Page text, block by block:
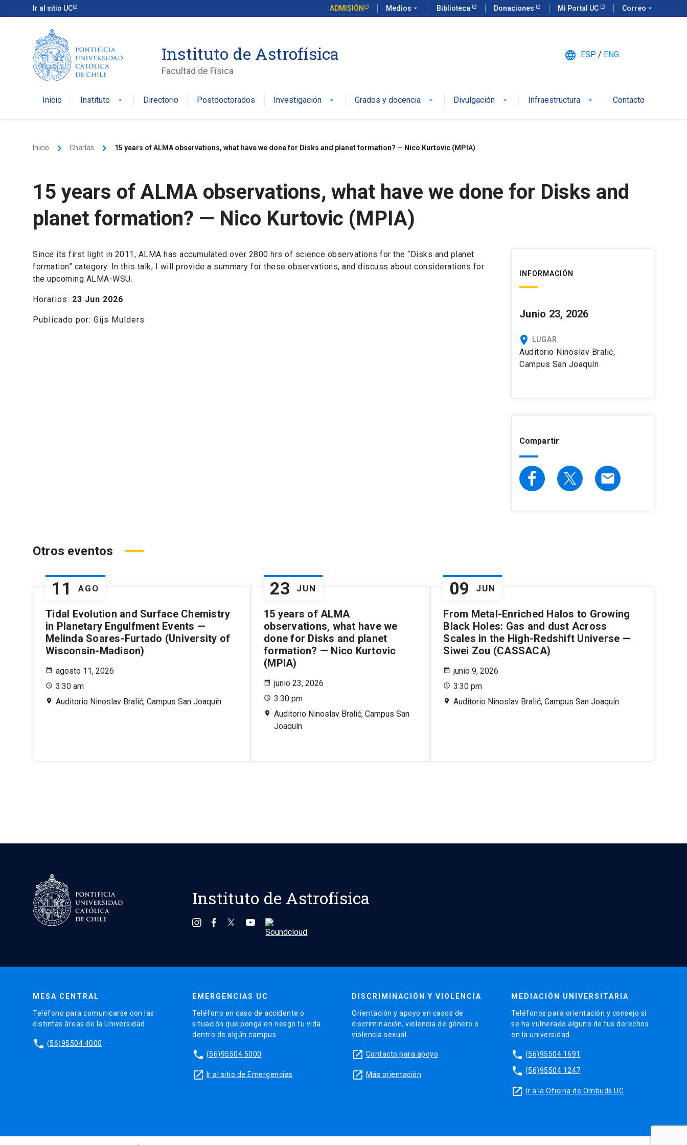
to
Ir al sitio UC ADMISIÓN Medios arrow_drop_down Biblioteca Donaciones Mi Portal UC Correo arrow_drop_down
Instituto de Astrofísica
Facultad de Física
language ESP / ENG
Inicio Instituto arrow_drop_down Directorio Postdoctorados Investigación arrow_drop_down Grados y docencia arrow_drop_down Divulgación arrow_drop_down Infraestructura arrow_drop_down Contacto
Inicio keyboard_arrow_right Charlas keyboard_arrow_right 15 years of ALMA observations, what have we done for Disks and planet formation? — Nico Kurtovic (MPIA)
15 years of ALMA observations, what have we done for Disks and
planet formation? — Nico Kurtovic (MPIA)
Since its first light in 2011, ALMA has accumulated over 2800 hrs of science observations for the “Disks and planet
formation” category. In this talk, I will provide a summary for these observations, and discuss about considerations for
the upcoming ALMA-WSU.
Horarios: 23 Jun 2026
Publicado por: Gijs Mulders
INFORMACIÓN
Junio 23, 2026
place LUGAR
Auditorio Ninoslav Bralić,
Campus San Joaquín
Compartir
email
Otros eventos
11 AGO
Tidal Evolution and Surface Chemistry
in Planetary Engulfment Events —
Melinda Soares-Furtado (University of
Wisconsin-Madison)
agosto 11, 2026
3:30 am
Auditorio Ninoslav Bralić, Campus San Joaquín
23 JUN
15 years of ALMA
observations, what have we
done for Disks and planet
formation? — Nico Kurtovic
(MPIA)
junio 23, 2026
3:30 pm
Auditorio Ninoslav Bralić, Campus San
Joaquín
09 JUN
From Metal-Enriched Halos to Growing
Black Holes: Gas and dust Across
Scales in the High-Redshift Universe —
Siwei Zou (CASSACA)
junio 9, 2026
3:30 pm
Auditorio Ninoslav Bralić, Campus San Joaquín
Instituto de Astrofísica
MESA CENTRAL
Teléfono para comunicarse con las
distintas áreas de la Universidad.
phone (56)95504 4000
EMERGENCIAS UC
Teléfono en caso de accidente o
situación que ponga en riesgo tu vida
dentro de algún campus.
phone (56)95504 5000
launch Ir al sitio de Emergencias
DISCRIMINACIÓN Y VIOLENCIA
Orientación y apoyo en casos de
discriminación, violencia de género o
violencia sexual.
launch Contacto para apoyo
launch Más orientación
MEDIACIÓN UNIVERSITARIA
Teléfonos para orientación y consejo si
se ha vulnerado alguno de tus derechos
en la universidad.
phone (56)95504 1691
phone (56)95504 1247
launch Ir a la Oficina de Ombuds UC